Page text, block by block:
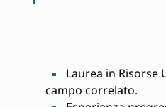
Laurea in Risorse
campo correlato.